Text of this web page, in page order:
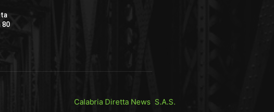
80
Calabria Diretta News S.A.S.